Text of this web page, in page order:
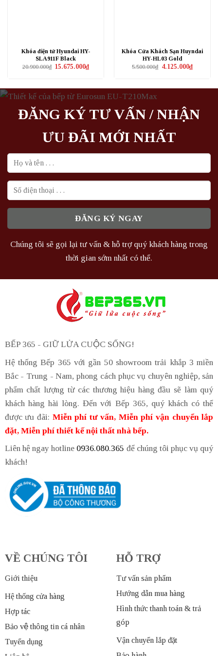
Khóa điện tử Hyundai HY-
SLA911F Black
20.900.000₫ Giá
15.675.000₫Giá
hiện
15.675.000₫.
Khóa Cửa Khách Sạn Huyndai
HY-HL03 Gold
5.500.000₫ Giá
4.125.000₫Giá
hiện
ĐĂNG KÝ TƯ VẤN / NHẬN
ƯU ĐÃI MỚI NHẤT
Chúng tôi sẽ gọi lại tư vấn & hỗ trợ quý khách hàng trong
thời gian sớm nhất có thể.
BẾP 365 - GIỮ LỬA CUỘC SỐNG!
Hệ thống Bếp 365 với gần 50 showroom trải khắp 3 miền
Bắc - Trung - Nam, phong cách phục vụ chuyên nghiệp, sản
phẩm chất lượng từ các thương hiệu hàng đầu sẽ làm quý
khách hàng hài lòng. Đến với Bếp 365, quý khách có thể
được ưu đãi: Miễn phí tư vấn, Miễn phí vận chuyển lắp
đặt, Miễn phí thiết kế nội thất nhà bếp.
Liên hệ ngay hotline 0936.080.365 để chúng tôi phục vụ quý
khách!
VỀ CHÚNG TÔI
Giới thiệu
Hệ thống cửa hàng
Hợp tác
Bảo vệ thông tin cá nhân
Tuyển dụng
HỖ TRỢ
Tư vấn sản phẩm
Hướng dẫn mua hàng
Hình thức thanh toán & trả
góp
Vận chuyển lắp đặt